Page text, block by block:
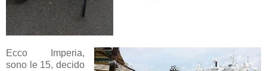
Ecco Imperia,
sono le 15, decido